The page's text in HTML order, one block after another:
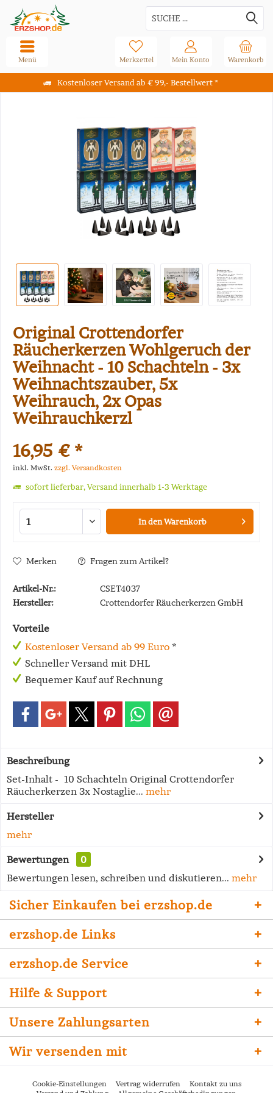
Kostenloser Versand ab € 99,- Bestellwert *
Warenkorb
Merkzettel Mein Konto
Menü
Original Crottendorfer
Räucherkerzen Wohlgeruch der
Weihnacht - 10 Schachteln - 3x
Weihnachtszauber, 5x
Weihrauch, 2x Opas
Weihrauchkerzl
16,95 € *
inkl. MwSt. zzgl. Versandkosten
sofort lieferbar, Versand innerhalb 1-3 Werktage
In denWarenkorb
Merken Fragen zum Artikel?
Artikel-Nr.:
CSET4037
Hersteller:
Crottendorfer Räucherkerzen GmbH
Vorteile
Kostenloser Versand ab 99 Euro *
Schneller Versand mit DHL
Bequemer Kauf auf Rechnung
Beschreibung
Set-Inhalt - 10 Schachteln Original Crottendorfer
Räucherkerzen 3x Nostaglie... mehr
Hersteller
mehr
Bewertungen
0
Bewertungen lesen, schreiben und diskutieren... mehr
Sicher Einkaufen bei erzshop.de
erzshop.de Links
erzshop.de Service
Hilfe & Support
Unsere Zahlungsarten
Wir versenden mit
Cookie-Einstellungen Vertrag widerrufen
Kontakt zu uns